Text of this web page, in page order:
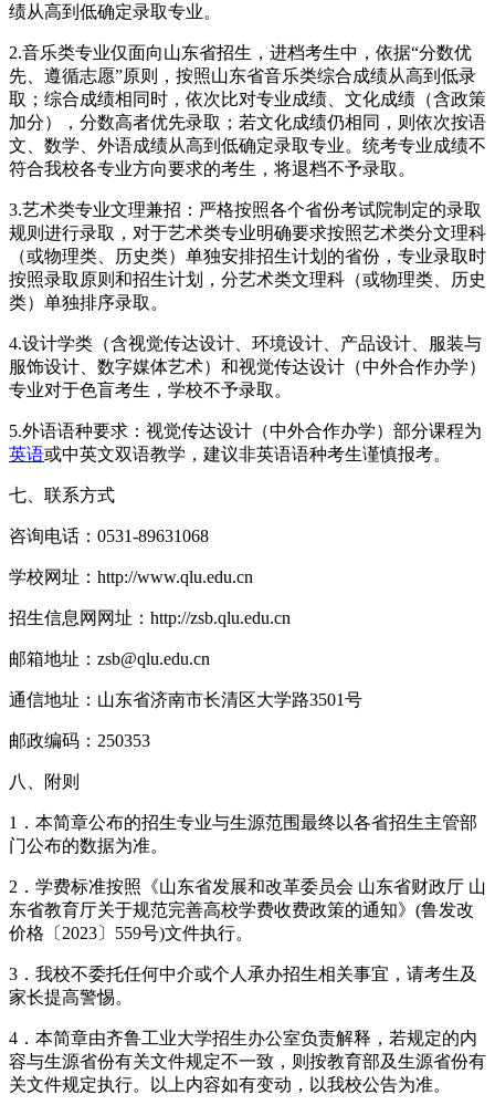
绩从高到低确定录取专业。
2.音乐类专业仅面向山东省招生，进档考生中，依据“分数优
先、遵循志愿”原则，按照山东省音乐类综合成绩从高到低录
取；综合成绩相同时，依次比对专业成绩、文化成绩（含政策
加分），分数高者优先录取；若文化成绩仍相同，则依次按语
文、数学、外语成绩从高到低确定录取专业。统考专业成绩不
符合我校各专业方向要求的考生，将退档不予录取。
3.艺术类专业文理兼招：严格按照各个省份考试院制定的录取
规则进行录取，对于艺术类专业明确要求按照艺术类分文理科
（或物理类、历史类）单独安排招生计划的省份，专业录取时
按照录取原则和招生计划，分艺术类文理科（或物理类、历史
类）单独排序录取。
4.设计学类（含视觉传达设计、环境设计、产品设计、服装与
服饰设计、数字媒体艺术）和视觉传达设计（中外合作办学）
专业对于色盲考生，学校不予录取。
5.外语语种要求：视觉传达设计（中外合作办学）部分课程为
英语或中英文双语教学，建议非英语语种考生谨慎报考。
七、联系方式
咨询电话：0531-89631068
学校网址：http://www.qlu.edu.cn
招生信息网网址：http://zsb.qlu.edu.cn
邮箱地址：zsb@qlu.edu.cn
通信地址：山东省济南市长清区大学路3501号
邮政编码：250353
八、附则
1．本简章公布的招生专业与生源范围最终以各省招生主管部
门公布的数据为准。
2．学费标准按照《山东省发展和改革委员会 山东省财政厅 山
东省教育厅关于规范完善高校学费收费政策的通知》(鲁发改
价格〔2023〕559号)文件执行。
3．我校不委托任何中介或个人承办招生相关事宜，请考生及
家长提高警惕。
4．本简章由齐鲁工业大学招生办公室负责解释，若规定的内
容与生源省份有关文件规定不一致，则按教育部及生源省份有
关文件规定执行。以上内容如有变动，以我校公告为准。